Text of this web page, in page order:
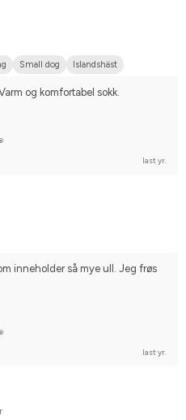
Small dog
Islandshäst
og komfortabel sokk.
last yr.
inneholder så mye ull. Jeg frøs
last yr.